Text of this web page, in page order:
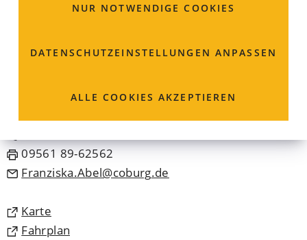
NUR NOTWENDIGE COOKIES
DATENSCHUTZ­EINSTELLUNGEN ANPASSEN
ALLE COOKIES AKZEPTIEREN
Steingasse 18
09561 89-62562
Franziska.Abel
coburg de
Karte
(Öffnet
in Fahrplan
(Öffnet